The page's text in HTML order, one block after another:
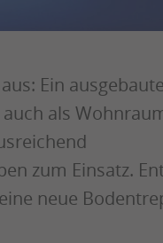
Ein
als
zum Einsatz.
neue